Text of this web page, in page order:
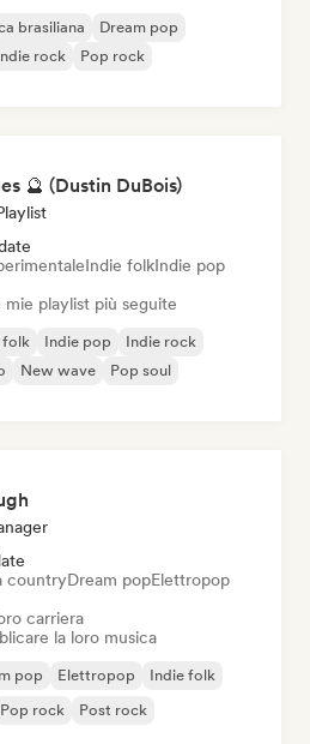
brasiliana
Dream pop
rock
Pop rock
🔮 (Dustin DuBois)
Indie folkIndie pop
playlist più seguite
folk Indie pop
Indie rock
New wave
Pop soul
countryDream popElettropop
carriera
la loro musica
pop Elettropop
Indie folk
Pop rock Post rock